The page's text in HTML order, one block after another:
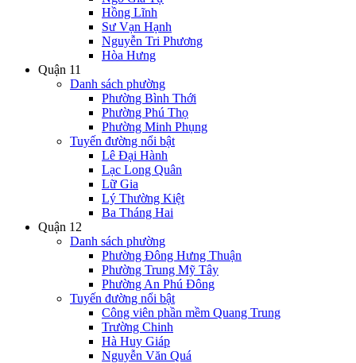
Hồng Lĩnh
Sư Vạn Hạnh
Nguyễn Tri Phương
Hòa Hưng
Quận 11
Danh sách phường
Phường Bình Thới
Phường Phú Thọ
Phường Minh Phụng
Tuyến đường nổi bật
Lê Đại Hành
Lạc Long Quân
Lữ Gia
Lý Thường Kiệt
Ba Tháng Hai
Quận 12
Danh sách phường
Phường Đông Hưng Thuận
Phường Trung Mỹ Tây
Phường An Phú Đông
Tuyến đường nổi bật
Công viên phần mềm Quang Trung
Trường Chinh
Hà Huy Giáp
Nguyễn Văn Quá